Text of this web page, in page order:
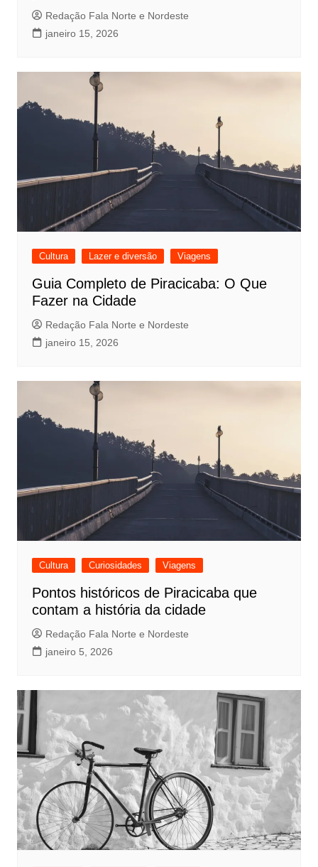
Redação Fala Norte e Nordeste
janeiro 15, 2026
Cultura Lazer e diversão Viagens
Guia Completo de Piracicaba: O Que
Fazer na Cidade
Redação Fala Norte e Nordeste
janeiro 15, 2026
Cultura Curiosidades Viagens
Pontos históricos de Piracicaba que
contam a história da cidade
Redação Fala Norte e Nordeste
janeiro 5, 2026